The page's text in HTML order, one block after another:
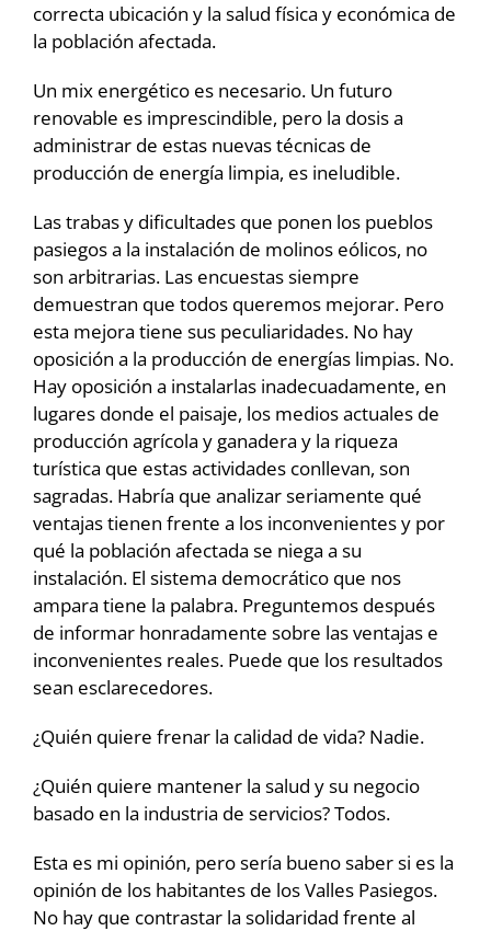
correcta ubicación y la salud física y económica de
la población afectada.
Un mix energético es necesario. Un futuro
renovable es imprescindible, pero la dosis a
administrar de estas nuevas técnicas de
producción de energía limpia, es ineludible.
Las trabas y dificultades que ponen los pueblos
pasiegos a la instalación de molinos eólicos, no
son arbitrarias. Las encuestas siempre
demuestran que todos queremos mejorar. Pero
esta mejora tiene sus peculiaridades. No hay
oposición a la producción de energías limpias. No.
Hay oposición a instalarlas inadecuadamente, en
lugares donde el paisaje, los medios actuales de
producción agrícola y ganadera y la riqueza
turística que estas actividades conllevan, son
sagradas. Habría que analizar seriamente qué
ventajas tienen frente a los inconvenientes y por
qué la población afectada se niega a su
instalación. El sistema democrático que nos
ampara tiene la palabra. Preguntemos después
de informar honradamente sobre las ventajas e
inconvenientes reales. Puede que los resultados
sean esclarecedores.
¿Quién quiere frenar la calidad de vida? Nadie.
¿Quién quiere mantener la salud y su negocio
basado en la industria de servicios? Todos.
Esta es mi opinión, pero sería bueno saber si es la
opinión de los habitantes de los Valles Pasiegos.
No hay que contrastar la solidaridad frente al